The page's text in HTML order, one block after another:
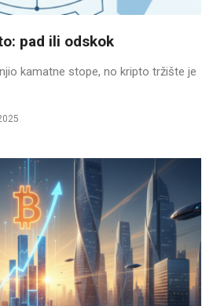
pad ili odskok
kamatne stope, no kripto tržište je